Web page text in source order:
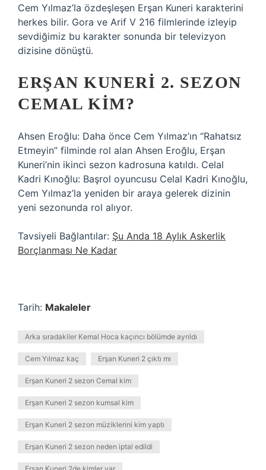
Cem Yılmaz’la özdeşleşen Erşan Kuneri karakterini
herkes bilir. Gora ve Arif V 216 filmlerinde izleyip
sevdiğimiz bu karakter sonunda bir televizyon
dizisine dönüştü.
ERŞAN KUNERI 2. SEZON
CEMAL KIM?
Ahsen Eroğlu: Daha önce Cem Yılmaz’ın “Rahatsız
Etmeyin” filminde rol alan Ahsen Eroğlu, Erşan
Kuneri’nin ikinci sezon kadrosuna katıldı. Celal
Kadri Kınoğlu: Başrol oyuncusu Celal Kadri Kınoğlu,
Cem Yılmaz’la yeniden bir araya gelerek dizinin
yeni sezonunda rol alıyor.
Tavsiyeli Bağlantılar: Şu Anda 18 Aylık Askerlik
Borçlanması Ne Kadar
Tarih: Makaleler
Arka sıradakiler Kemal Hoca kaçıncı bölümde ayrıldı
Cem Yılmaz kaç Erşan Kuneri 2 çıktı mı
Erşan Kuneri 2 sezon Cemal kim
Erşan Kuneri 2 sezon kumsal kim
Erşan Kuneri 2 sezon müziklerini kim yaptı
Erşan Kuneri 2 sezon neden iptal edildi